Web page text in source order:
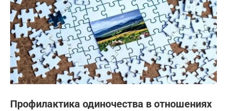
Профилактика одиночества в отношениях